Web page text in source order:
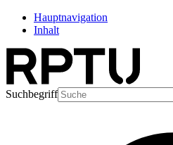
Hauptnavigation
Inhalt
Suchbegriff